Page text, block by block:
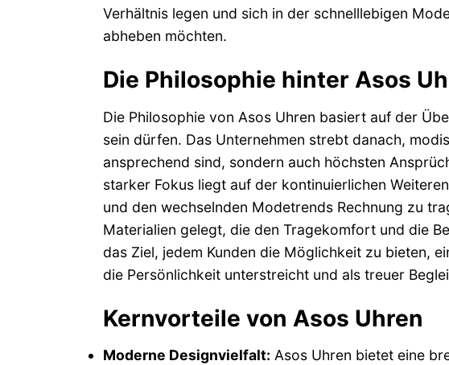
Verhältnis legen und sich in der schnelllebigen
abheben möchten.
Die Philosophie hinter Asos
Die Philosophie von Asos Uhren basiert auf der
sein dürfen. Das Unternehmen strebt danach,
ansprechend sind, sondern auch höchsten
starker Fokus liegt auf der kontinuierlichen
und den wechselnden Modetrends Rechnung zu
Materialien gelegt, die den Tragekomfort und die
das Ziel, jedem Kunden die Möglichkeit zu bieten,
die Persönlichkeit unterstreicht und als treuer
Kernvorteile von Asos Uhren
Moderne Designvielfalt: Asos Uhren bietet eine